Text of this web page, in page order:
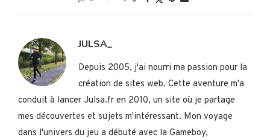
JULSA_
Depuis 2005, j'ai nourri ma passion pour la
création de sites web. Cette aventure m'a
conduit à lancer Julsa.fr en 2010, un site où je partage
mes découvertes et sujets m'intéressant. Mon voyage
dans l'univers du jeu a débuté avec la Gameboy,